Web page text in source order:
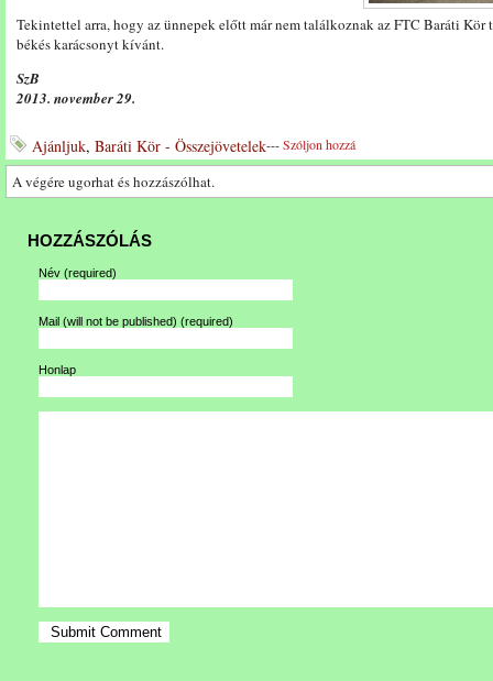
Tekintettel arra, hogy az ünnepek előtt már nem találkoznak az FTC Baráti
békés karácsonyt kívánt.
SzB
2013. november 29.
Ajánljuk, Baráti Kör - Összejövetelek---Szóljon hozzá
A végére ugorhat és hozzászólhat.
HOZZÁSZÓLÁS
Név (required)
Mail (will not be published) (required)
Honlap